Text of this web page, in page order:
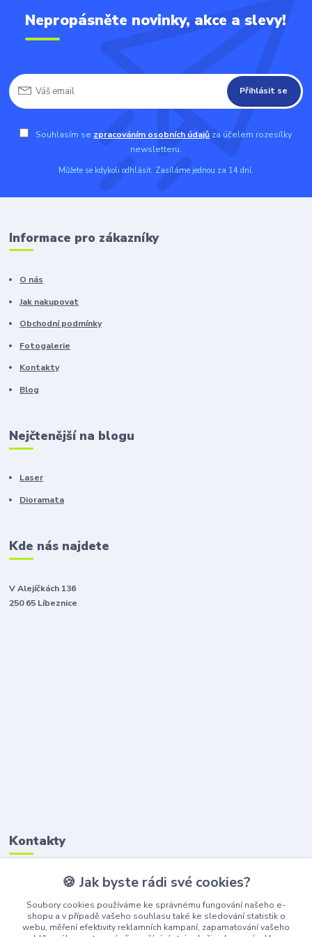
Nepropásněte novinky, akce a slevy!
Přihlásit se
Souhlasím se zpracováním osobních údajů za účelem rozesílky
newsletteru.
Můžete se kdykoli odhlásit. Zasíláme jednou za 14 dní.
Informace pro zákazníky
O nás
Jak nakupovat
Obchodní podmínky
Fotogalerie
Kontakty
Blog
Nejčtenější na blogu
Laser
Dioramata
Kde nás najdete
V Alejíčkách 136
250 65 Líbeznice
Kontakty
(Po-Pá, 8-16 hod.)
awepe@atelier-wepe.cz
🍪 Jak byste rádi své cookies?
Soubory cookies používáme ke správnému fungování našeho e-
shopu a v případě vašeho souhlasu také ke sledování statistik o
webu, měření efektivity reklamních kampaní, zapamatování vašeho